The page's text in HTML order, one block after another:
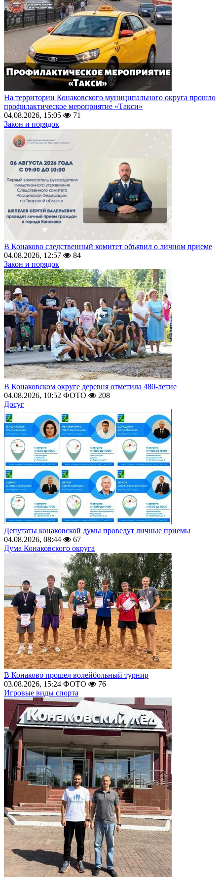
На территории Конаковского муниципального округа прошло
профилактическое мероприятие «Такси»
04.08.2026, 15:05
71
Закон и порядок
В Конаково следственный комитет объявил о личном приеме
04.08.2026, 12:57
84
Закон и порядок
В Конаковском округе деревня отметила 480-летие
04.08.2026, 10:52 ФОТО
208
Досуг
Депутаты конаковской думы проведут личные приемы
04.08.2026, 08:44
67
Дума Конаковского округа
В Конаково прошел волейбольный турнир
03.08.2026, 15:24 ФОТО
76
Игровые виды спорта